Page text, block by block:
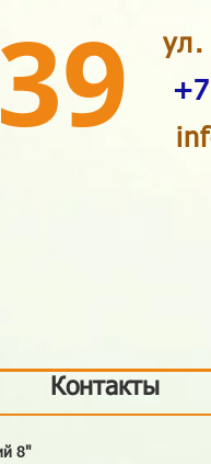
39
ул.
8"
Контакты